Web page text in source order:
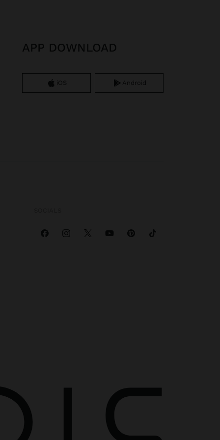
APP DOWNLOAD
iOS Android